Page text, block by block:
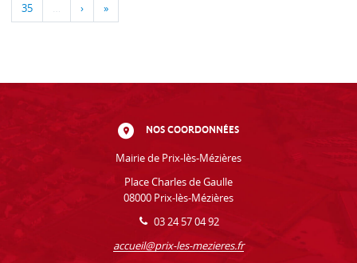
35 … › »
NOS COORDONNÉES
Mairie de Prix-lès-Mézières
Place Charles de Gaulle
08000 Prix-lès-Mézières
03 24 57 04 92
accueil@prix-les-mezieres.fr